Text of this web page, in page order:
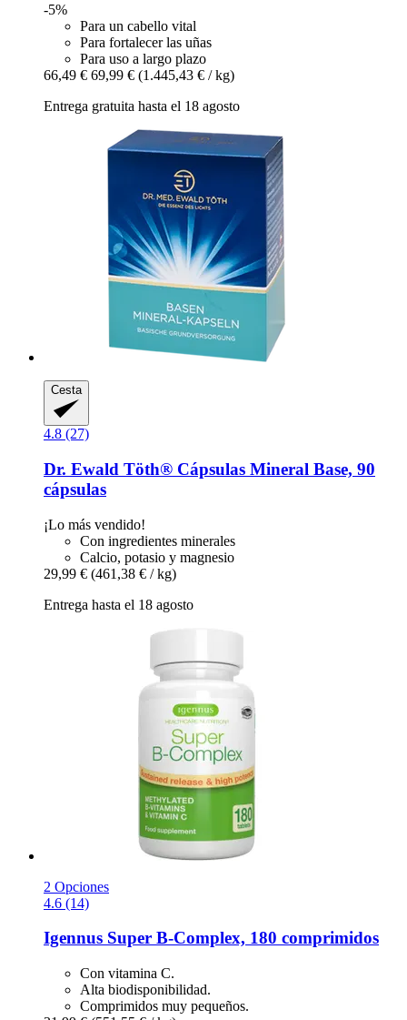
-5%
Para un cabello vital
Para fortalecer las uñas
Para uso a largo plazo
66,49 € 69,99 € (1.445,43 € / kg)
Entrega gratuita hasta el 18 agosto
Cesta
4.8 (27)
Dr. Ewald Töth® Cápsulas Mineral Base, 90
cápsulas
¡Lo más vendido!
Con ingredientes minerales
Calcio, potasio y magnesio
29,99 € (461,38 € / kg)
Entrega hasta el 18 agosto
2 Opciones
4.6 (14)
Igennus Super B-​Complex, 180 comprimidos
Con vitamina C.
Alta biodisponibilidad.
Comprimidos muy pequeños.